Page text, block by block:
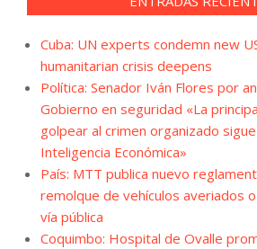
Cuba: UN experts condemn new
humanitarian crisis deepens
Política: Senador Iván Flores por
Gobierno en seguridad «La
golpear al crimen organizado
Inteligencia Económica»
País: MTT publica nuevo
remolque de vehículos averiados
vía pública
Coquimbo: Hospital de Ovalle